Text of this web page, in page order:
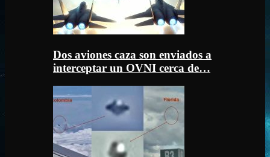
Dos aviones caza son enviados a
interceptar un OVNI cerca de…